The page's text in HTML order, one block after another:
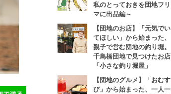
私のとっておきを団地フリ
マに出品編～
【団地のお店】「元気でい
てほしい」から始まった、
親子で営む団地の釣り堀。
千鳥橋団地で見つけたお店
「小さな釣り堀屋」
【団地のグルメ】「おむす
び」から始まった、一人一